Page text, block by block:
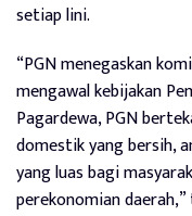
setiap lini.
“PGN menegaskan
mengawal kebijakan
Pagardewa, PGN
domestik yang bersih,
yang luas bagi
perekonomian